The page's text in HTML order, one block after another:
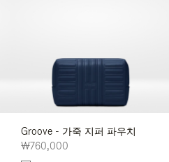
Groove - 가죽 지퍼 파우치
₩760,000